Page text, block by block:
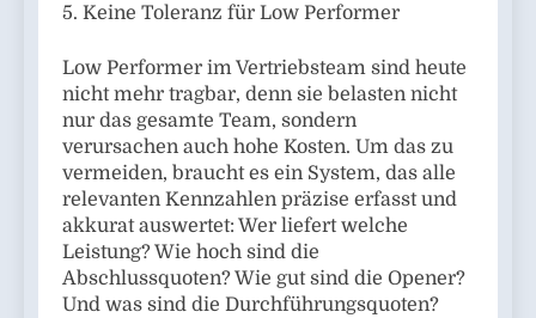
5. Keine Toleranz für Low Performer
Low Performer im Vertriebsteam sind heute
nicht mehr tragbar, denn sie belasten nicht
nur das gesamte Team, sondern
verursachen auch hohe Kosten. Um das zu
vermeiden, braucht es ein System, das alle
relevanten Kennzahlen präzise erfasst und
akkurat auswertet: Wer liefert welche
Leistung? Wie hoch sind die
Abschlussquoten? Wie gut sind die Opener?
Und was sind die Durchführungsquoten?